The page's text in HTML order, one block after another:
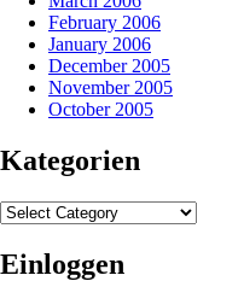
February 2006
January 2006
December 2005
November 2005
October 2005
Kategorien
Kategorien
Einloggen